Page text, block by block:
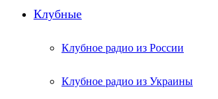
Клубные
Клубное радио из России
Клубное радио из Украины